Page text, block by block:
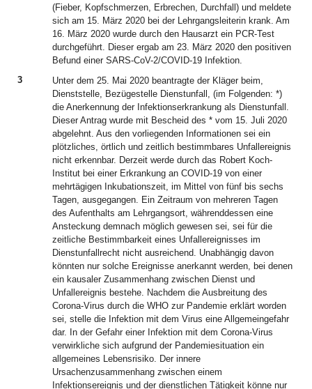
(Fieber, Kopfschmerzen, Erbrechen, Durchfall) und meldete
sich am 15. März 2020 bei der Lehrgangsleiterin krank. Am
16. März 2020 wurde durch den Hausarzt ein PCR-Test
durchgeführt. Dieser ergab am 23. März 2020 den positiven
Befund einer SARS-CoV-2/COVID-19 Infektion.
3
Unter dem 25. Mai 2020 beantragte der Kläger beim,
Dienststelle, Bezügestelle Dienstunfall, (im Folgenden: *)
die Anerkennung der Infektionserkrankung als Dienstunfall.
Dieser Antrag wurde mit Bescheid des * vom 15. Juli 2020
abgelehnt. Aus den vorliegenden Informationen sei ein
plötzliches, örtlich und zeitlich bestimmbares Unfallereignis
nicht erkennbar. Derzeit werde durch das Robert Koch-
Institut bei einer Erkrankung an COVID-19 von einer
mehrtägigen Inkubationszeit, im Mittel von fünf bis sechs
Tagen, ausgegangen. Ein Zeitraum von mehreren Tagen
des Aufenthalts am Lehrgangsort, währenddessen eine
Ansteckung demnach möglich gewesen sei, sei für die
zeitliche Bestimmbarkeit eines Unfallereignisses im
Dienstunfallrecht nicht ausreichend. Unabhängig davon
könnten nur solche Ereignisse anerkannt werden, bei denen
ein kausaler Zusammenhang zwischen Dienst und
Unfallereignis bestehe. Nachdem die Ausbreitung des
Corona-Virus durch die WHO zur Pandemie erklärt worden
sei, stelle die Infektion mit dem Virus eine Allgemeingefahr
dar. In der Gefahr einer Infektion mit dem Corona-Virus
verwirkliche sich aufgrund der Pandemiesituation ein
allgemeines Lebensrisiko. Der innere
Ursachenzusammenhang zwischen einem
Infektionsereignis und der dienstlichen Tätigkeit könne nur